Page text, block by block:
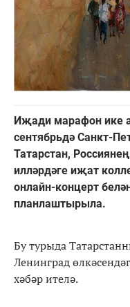
Иҗади марафон ике
сентябрьдә Санкт-
Татарстан,
илләрдәге иҗат
онлайн-концерт
планлаштырыла.
Бу турыда
Ленинград
хәбәр ителә.